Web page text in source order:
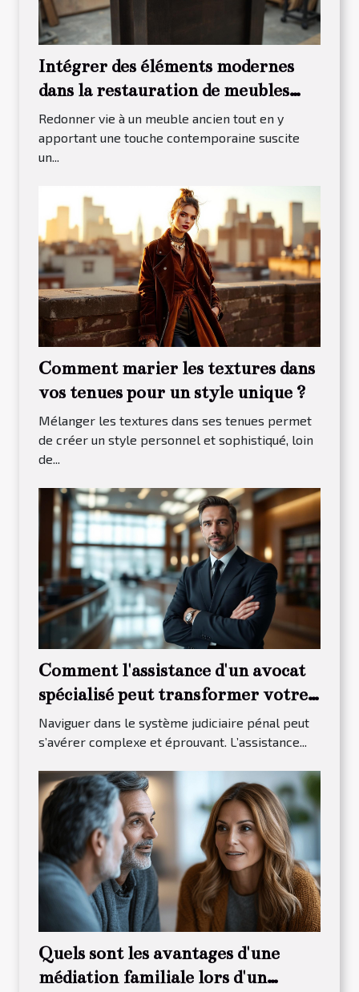
Intégrer des éléments modernes
dans la restauration de meubles
traditionnels
Redonner vie à un meuble ancien tout en y
apportant une touche contemporaine suscite
un...
Comment marier les textures dans
vos tenues pour un style unique ?
Mélanger les textures dans ses tenues permet
de créer un style personnel et sophistiqué, loin
de...
Comment l'assistance d'un avocat
spécialisé peut transformer votre
procès pénal ?
Naviguer dans le système judiciaire pénal peut
s’avérer complexe et éprouvant. L’assistance...
Quels sont les avantages d'une
médiation familiale lors d'un